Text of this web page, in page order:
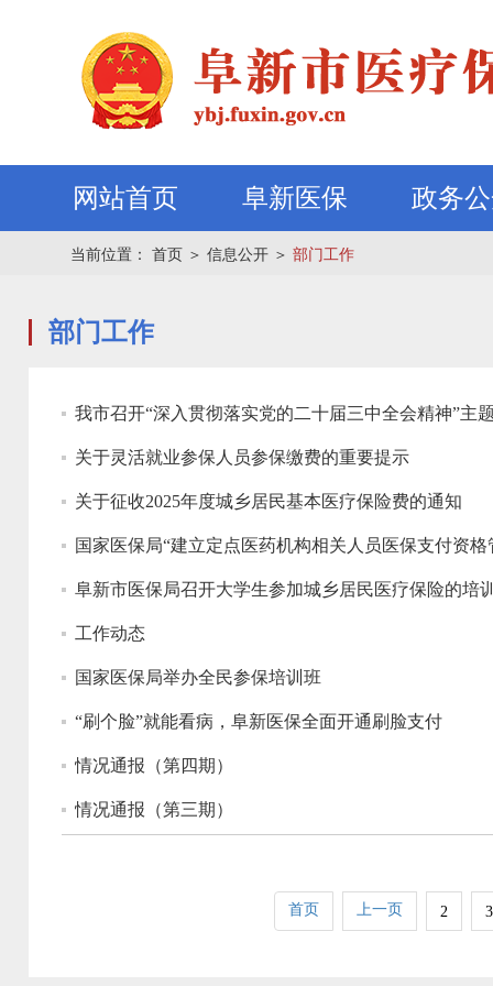
网站首页 阜新医保 政务
当前位置： 首页 ＞ 信息公开 ＞ 部门工作
部门工作
我市召开“深入贯彻落实党的二十届三中全会精神”主
关于灵活就业参保人员参保缴费的重要提示
关于征收2025年度城乡居民基本医疗保险费的通知
国家医保局“建立定点医药机构相关人员医保支付资
阜新市医保局召开大学生参加城乡居民医疗保险的培
工作动态
国家医保局举办全民参保培训班
“刷个脸”就能看病，阜新医保全面开通刷脸支付
情况通报（第四期）
情况通报（第三期）
首页 上一页 2 3